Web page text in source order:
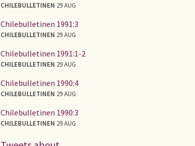
CHILEBULLETINEN 29 AUG
Chilebulletinen 1991:3
CHILEBULLETINEN 29 AUG
Chilebulletinen 1991:1-2
CHILEBULLETINEN 29 AUG
Chilebulletinen 1990:4
CHILEBULLETINEN 29 AUG
Chilebulletinen 1990:3
CHILEBULLETINEN 29 AUG